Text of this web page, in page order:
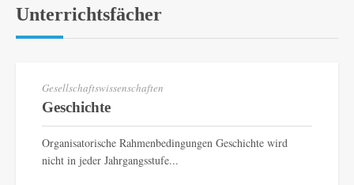
Unterrichtsfächer
Gesellschaftswissenschaften
Geschichte
Organisatorische Rahmenbedingungen Geschichte wird
nicht in jeder Jahrgangsstufe...